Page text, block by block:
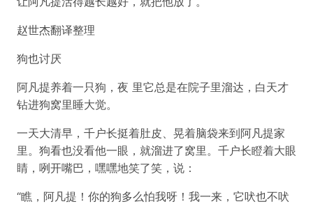
赵世杰翻译整理
狗也讨厌
阿凡提养着一只狗，夜 里它总是在院子里溜达，白天才
钻进狗窝里睡大觉。
一天大清早，千户长挺着肚皮、晃着脑袋来到阿凡提家
里。狗看也没看他一眼，就溜进了窝里。千户长瞪着大眼
睛，咧开嘴巴，嘿嘿地笑了笑，说：
“瞧，阿凡提！你的狗多么怕我呀！我一来，它吠也不吠